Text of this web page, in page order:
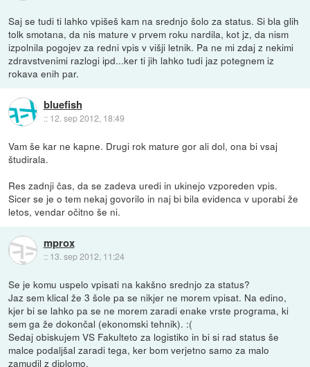
Saj se tudi ti lahko vpišeš kam na srednjo šolo za status. Si bla glih
tolk smotana, da nis mature v prvem roku nardila, kot jz, da nism
izpolnila pogojev za redni vpis v višji letnik. Pa ne mi zdaj z nekimi
zdravstvenimi razlogi ipd...ker ti jih lahko tudi jaz potegnem iz
rokava enih par.
bluefish
:: 12. sep 2012, 18:49
Vam še kar ne kapne. Drugi rok mature gor ali dol, ona bi vsaj
študirala.
Res zadnji čas, da se zadeva uredi in ukinejo vzporeden vpis.
Sicer se je o tem nekaj govorilo in naj bi bila evidenca v uporabi že
letos, vendar očitno še ni.
mprox
:: 13. sep 2012, 11:24
Se je komu uspelo vpisati na kakšno srednjo za status?
Jaz sem klical že 3 šole pa se nikjer ne morem vpisat. Na edino,
kjer bi se lahko pa se ne morem zaradi enake vrste programa, ki
sem ga že dokončal (ekonomski tehnik). :(
Sedaj obiskujem VS Fakulteto za logistiko in bi si rad status še
malce podaljšal zaradi tega, ker bom verjetno samo za malo
zamudil z diplomo.